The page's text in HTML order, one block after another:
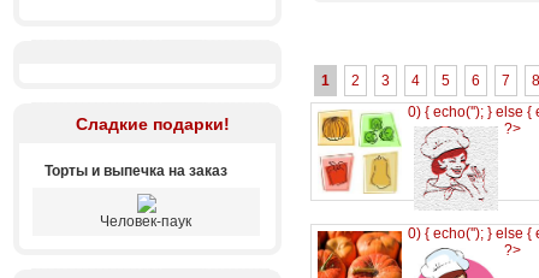
Сладкие подарки!
Торты и выпечка на заказ
Человек-паук
1 2 3 4 5 6 7
8
0) { echo(''); } else {
?>
0) { echo(''); } else {
?>